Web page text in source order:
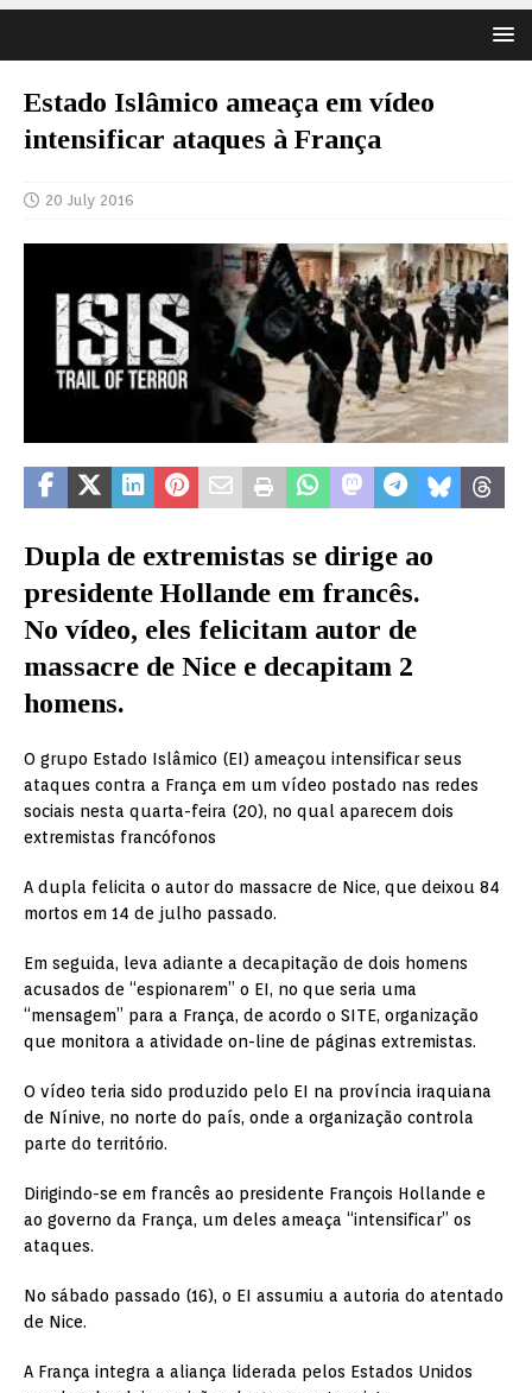
Estado Islâmico ameaça em vídeo
intensificar ataques à França
20 July 2016
Dupla de extremistas se dirige ao
presidente Hollande em francês.
No vídeo, eles felicitam autor de
massacre de Nice e decapitam 2
homens.
O grupo Estado Islâmico (EI) ameaçou intensificar seus
ataques contra a França em um vídeo postado nas redes
sociais nesta quarta-feira (20), no qual aparecem dois
extremistas francófonos
A dupla felicita o autor do massacre de Nice, que deixou 84
mortos em 14 de julho passado.
Em seguida, leva adiante a decapitação de dois homens
acusados de “espionarem” o EI, no que seria uma
“mensagem” para a França, de acordo o SITE, organização
que monitora a atividade on-line de páginas extremistas.
O vídeo teria sido produzido pelo EI na província iraquiana
de Nínive, no norte do país, onde a organização controla
parte do território.
Dirigindo-se em francês ao presidente François Hollande e
ao governo da França, um deles ameaça “intensificar” os
ataques.
No sábado passado (16), o EI assumiu a autoria do atentado
de Nice.
A França integra a aliança liderada pelos Estados Unidos